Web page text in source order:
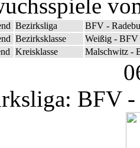
Bezirksliga
BFV -
Bezirksklasse
Weißig - BFV
Kreisklasse Malschwitz -
BFV